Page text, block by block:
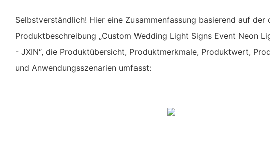
Selbstverständlich! Hier eine Zusammenfassung basierend auf der
Produktbeschreibung „Custom Wedding Light Signs Event Neon
- JXIN“, die Produktübersicht, Produktmerkmale, Produktwert,
und Anwendungsszenarien umfasst: